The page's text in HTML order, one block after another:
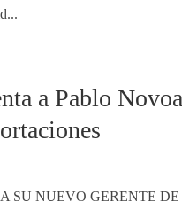
a Pablo
SU NUEVO GERENTE